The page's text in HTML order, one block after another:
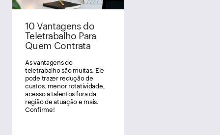
10 Vantagens do
Teletrabalho Para
Quem Contrata
As vantagens do
teletrabalho são muitas. Ele
pode trazer redução de
custos, menor rotatividade,
acesso a talentos fora da
região de atuação e mais.
Confirme!